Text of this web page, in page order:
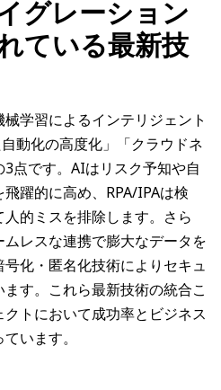
グレーション
ている最新技
学習によるインテリジェント
動化の高度化」「クラウドネ
点です。AIはリスク予知や自
躍的に高め、RPA/IPAは検
的ミスを排除します。さら
レスな連携で膨大なデータを
化・匿名化技術によりセキュ
す。これら最新技術の統合こ
トにおいて成功率とビジネス
います。